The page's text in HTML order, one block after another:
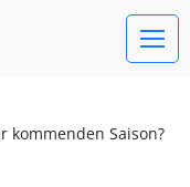
kommenden Saison?